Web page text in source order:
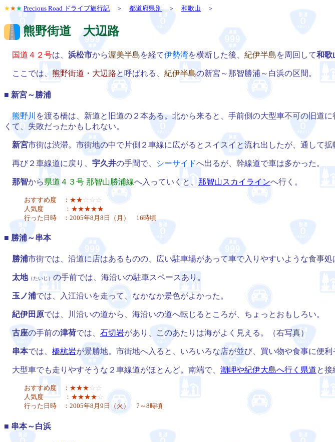
★★★ Precious Road ドライブ旅行記 ＞ 都道府県別＞ 和歌山 ＞
熊野街道 大辺路
国道４２号は、 浜松市から渥美半島を経て伊勢湾を横断した後、 紀伊半島を周回して和歌
ここでは、熊野街道・大辺路と呼ばれる、 紀伊半島の新宮～那智勝浦～白浜の区間。
■ 新宮～勝浦
熊野川 を渡る橋は、新道と旧道の２本ある。北から来ると、手前側の大型車不可の旧道
くて、失敗だったかもしれない。
新宮市街は渋滞。市街地の中で片側２車線に広がるとスイスイと流れ出したが、通して拡
再び２車線道に戻り、 宇久井の手間で、 シーサイドへ出るが、幹線道で車は多かった。
那智から県道４３号 那智山勝浦線へ入っていくと、 那智山スカイラインへ行く。
おすすめ度 ： ★★☆☆☆
人気度 ： ★★★★★
行った日時 ：2005年8月8日（月） 16時頃
■ 勝浦～串本
勝浦市街では、沿道に店はあるものの、広い駐車場があって車で入りやすいような食事処
太地（たいじ） の手前では、海沿いの駐車スペースあり。
玉ノ浦では、入江沿いを走って、なかなか景色がよかった。
紀伊田原では、川沿いの道から、海沿いの道へ転じるところが、ちょっとおもしろい。
古座の手前の津荷では、 石切岩があり、このあたりは海がよく見える。（右写真）
串本では、 橋杭岩が景勝地。市街地へ入ると、いろいろな店が並び、買い物や食事に便利
大型車でも走りやすそうな２車線道がほとんど。南端で、 潮岬や紀伊大島へ行く県道と接
おすすめ度 ： ★★★☆☆
人気度 ： ★★★★☆
行った日時 ：2005年8月9日（火） 7～8時頃
■ 串本～白浜